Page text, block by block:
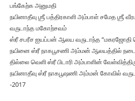
பங்கேற்க அனுமதி
நயினாதீவு ஶ்ரீ பத்திரகாளி அம்பாள் சமேத ஶ்ரீ
வருடாந்த மகோற்சவம்
ஸ்ரீ சபரீச ஐயப்பன் ஆலய வருடாந்த “மகரஜோதி
நயினை ஸ்ரீ நாகபூசணி அம்மன் ஆலயத்தில்
தில்லை வெளி ஸ்ரீ பிடாரி அம்பாளின்
நயினாதீவு ஸ்ரீ நாகபூஷணி அம்மன் கோவில்
-2017